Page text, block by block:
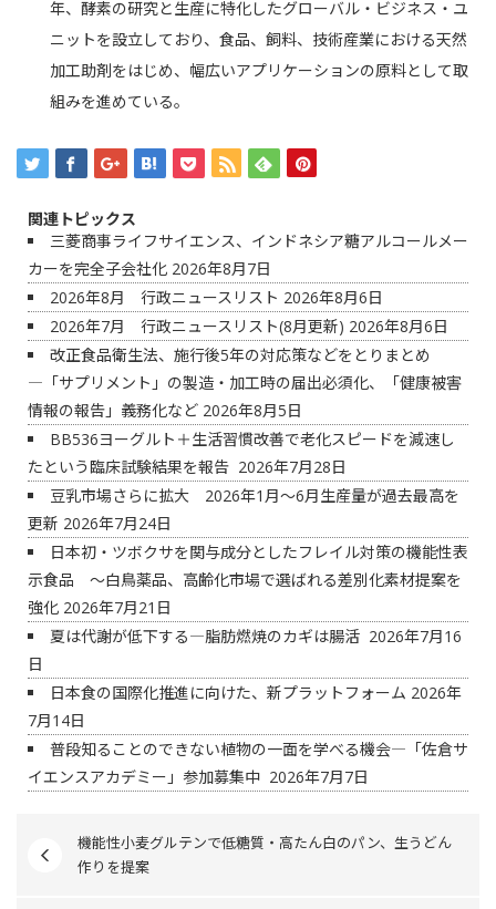
年、酵素の研究と生産に特化したグローバル・ビジネス・ユ
ニットを設立しており、食品、飼料、技術産業における天然
加工助剤をはじめ、幅広いアプリケーションの原料として取
組みを進めている。
関連トピックス
三菱商事ライフサイエンス、インドネシア糖アルコールメー
カーを完全子会社化 2026年8月7日
2026年8月 行政ニュースリスト 2026年8月6日
2026年7月 行政ニュースリスト(8月更新) 2026年8月6日
改正食品衛生法、施行後5年の対応策などをとりまとめ
―「サプリメント」の製造・加工時の届出必須化、「健康被害
情報の報告」義務化など 2026年8月5日
BB536ヨーグルト＋生活習慣改善で老化スピードを減速し
たという臨床試験結果を報告 2026年7月28日
豆乳市場さらに拡大 2026年1月～6月生産量が過去最高を
更新 2026年7月24日
日本初・ツボクサを関与成分としたフレイル対策の機能性表
示食品 ～白鳥薬品、高齢化市場で選ばれる差別化素材提案を
強化 2026年7月21日
夏は代謝が低下する―脂肪燃焼のカギは腸活 2026年7月16
日
日本食の国際化推進に向けた、新プラットフォーム 2026年
7月14日
普段知ることのできない植物の一面を学べる機会―「佐倉サ
イエンスアカデミー」参加募集中 2026年7月7日
機能性小麦グルテンで低糖質・高たん白のパン、生うどん
作りを提案